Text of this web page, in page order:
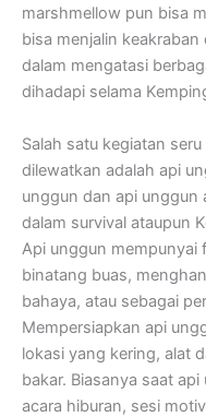
marshmellow pun bisa
bisa menjalin
dalam mengatasi
dihadapi selama
Salah satu kegiatan
dilewatkan adalah api
unggun dan api unggun
dalam survival ataupun
Api unggun mempunyai
binatang buas,
bahaya, atau sebagai
Mempersiapkan api
lokasi yang kering, alat
bakar. Biasanya saat
acara hiburan, sesi